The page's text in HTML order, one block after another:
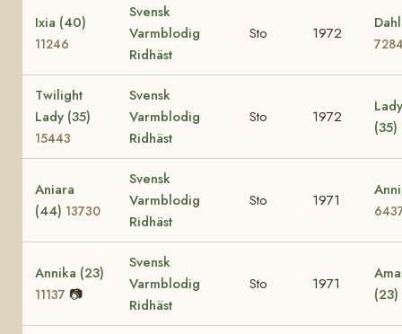
Ixia (40)
11246
Svensk
Varmblodig
Ridhäst
Sto 1972
Twilight
Lady (35)
15443
Svensk
Varmblodig
Ridhäst
Sto 1972
(35)
Aniara
(44) 13730
Svensk
Varmblodig
Ridhäst
Sto 1971
Annika (23)
11137 📷
Svensk
Varmblodig
Ridhäst
Sto 1971
(23)